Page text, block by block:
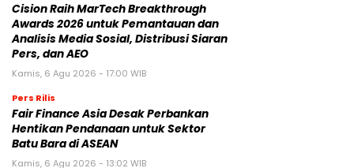
Cision Raih MarTech Breakthrough
Awards 2026 untuk Pemantauan dan
Analisis Media Sosial, Distribusi Siaran
Pers, dan AEO
Kamis, 6 Agu 2026 - 17:00 WIB
Pers Rilis
Fair Finance Asia Desak Perbankan
Hentikan Pendanaan untuk Sektor
Batu Bara di ASEAN
Kamis, 6 Agu 2026 - 13:02 WIB